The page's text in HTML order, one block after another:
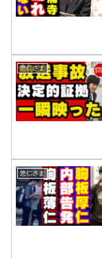
悠仁さま
悠仁さま